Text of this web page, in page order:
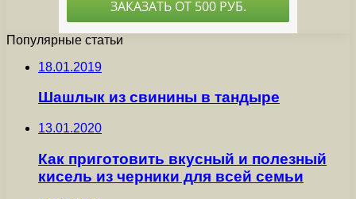
Популярные статьи
18.01.2019
Шашлык из свинины в тандыре
13.01.2020
Как приготовить вкусный и полезный
кисель из черники для всей семьи